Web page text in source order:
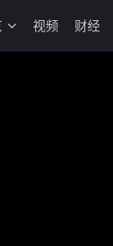
视频 财经